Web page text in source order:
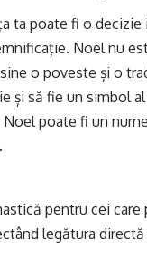
ta poate fi o
Noel nu
o poveste și o
și să fie un simbol
poate fi un
pentru cei
legătura